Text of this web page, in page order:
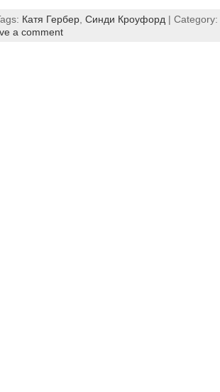
Катя Гербер Синди Кроуфорд | Category:
a comment